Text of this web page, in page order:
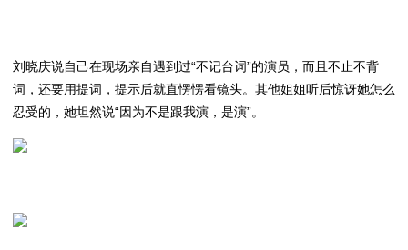
刘晓庆说自己在现场亲自遇到过“不记台词”的演员，而且不止不背
词，还要用提词，提示后就直愣愣看镜头。其他姐姐听后惊讶她怎么
忍受的，她坦然说“因为不是跟我演，是演”。